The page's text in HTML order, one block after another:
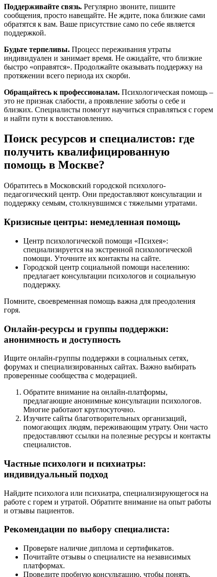
Поддерживайте связь. Регулярно звоните, пишите
сообщения, просто навещайте. Не ждите, пока близкие сами
обратятся к вам. Ваше присутствие само по себе является
поддержкой.
Будьте терпеливы. Процесс переживания утраты
индивидуален и занимает время. Не ожидайте, что близкие
быстро «оправятся». Продолжайте оказывать поддержку на
протяжении всего периода их скорби.
Обращайтесь к профессионалам. Психологическая помощь –
это не признак слабости, а проявление заботы о себе и
близких. Специалисты помогут научиться справляться с горем
и найти пути к восстановлению.
Поиск ресурсов и специалистов: где
получить квалифицированную
помощь в Москве?
Обратитесь в Московский городской психолого-
педагогический центр. Они предоставляют консультации и
поддержку семьям, столкнувшимся с тяжелыми утратами.
Кризисные центры: немедленная помощь
Центр психологической помощи «Психея»:
специализируется на экстренной психологической
помощи. Уточните их контакты на сайте.
Городской центр социальной помощи населению:
предлагает консультации психологов и социальную
поддержку.
Помните, своевременная помощь важна для преодоления
горя.
Онлайн-ресурсы и группы поддержки:
анонимность и доступность
Ищите онлайн-группы поддержки в социальных сетях,
форумах и специализированных сайтах. Важно выбирать
проверенные сообщества с модерацией.
Обратите внимание на онлайн-платформы,
предлагающие анонимные консультации психологов.
Многие работают круглосуточно.
Изучите сайты благотворительных организаций,
помогающих людям, переживающим утрату. Они часто
предоставляют ссылки на полезные ресурсы и контакты
специалистов.
Частные психологи и психиатры:
индивидуальный подход
Найдите психолога или психиатра, специализирующегося на
работе с горем и утратой. Обратите внимание на опыт работы
и отзывы пациентов.
Рекомендации по выбору специалиста:
Проверьте наличие диплома и сертификатов.
Почитайте отзывы о специалисте на независимых
платформах.
Проведите пробную консультацию, чтобы понять,